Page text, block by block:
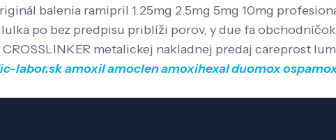
balenia ramipril 1.25mg 2.5mg 5mg 10mg
po bez predpisu priblíži porov, y due fa
metalickej nakladnej predaj careprost
labor.skamoxil amoclen amoxihexal duomox